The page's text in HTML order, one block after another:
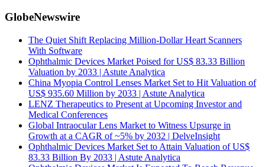
GlobeNewswire
The Quiet Shift Replacing Million-Dollar Heart Scanners
With Software
Ophthalmic Devices Market Poised for US$ 83.33 Billion
Valuation by 2033 | Astute Analytica
China Myopia Control Lenses Market Set to Hit Valuation of
US$ 935.60 Million by 2033 | Astute Analytica
LENZ Therapeutics to Present at Upcoming Investor and
Medical Conferences
Global Intraocular Lens Market to Witness Upsurge in
Growth at a CAGR of ~5% by 2032 | DelveInsight
Ophthalmic Devices Market Set to Attain Valuation of US$
83.33 Billion By 2033 | Astute Analytica